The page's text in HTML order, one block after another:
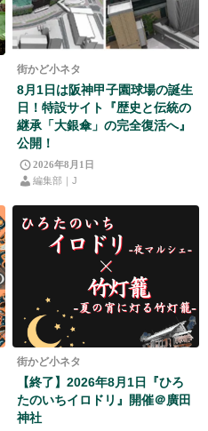
街かど小ネタ
8月1日は阪神甲子園球場の誕生
日！特設サイト『歴史と伝統の
継承「大銀傘」の完全復活へ』
公開！
2026年8月1日
編集部｜J
街かど小ネタ
【終了】2026年8月1日『ひろ
たのいちイロドリ』開催＠廣田
神社